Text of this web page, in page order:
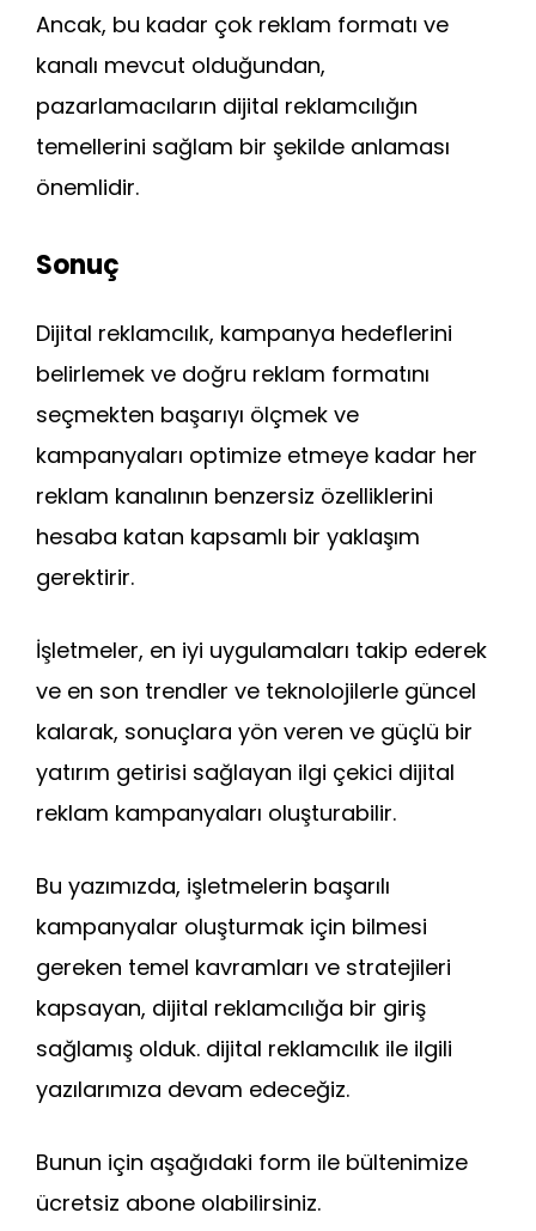
Ancak, bu kadar çok reklam formatı ve
kanalı mevcut olduğundan,
pazarlamacıların dijital reklamcılığın
temellerini sağlam bir şekilde anlaması
önemlidir.
Sonuç
Dijital reklamcılık, kampanya hedeflerini
belirlemek ve doğru reklam formatını
seçmekten başarıyı ölçmek ve
kampanyaları optimize etmeye kadar her
reklam kanalının benzersiz özelliklerini
hesaba katan kapsamlı bir yaklaşım
gerektirir.
İşletmeler, en iyi uygulamaları takip ederek
ve en son trendler ve teknolojilerle güncel
kalarak, sonuçlara yön veren ve güçlü bir
yatırım getirisi sağlayan ilgi çekici dijital
reklam kampanyaları oluşturabilir.
Bu yazımızda, işletmelerin başarılı
kampanyalar oluşturmak için bilmesi
gereken temel kavramları ve stratejileri
kapsayan, dijital reklamcılığa bir giriş
sağlamış olduk. dijital reklamcılık ile ilgili
yazılarımıza devam edeceğiz.
Bunun için aşağıdaki form ile bültenimize
ücretsiz abone olabilirsiniz.